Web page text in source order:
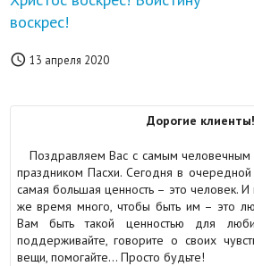
воскрес!
 13 апреля 2020
Дорогие клиенты!
Поздравляем Вас с самым
праздником Пасхи. Сегодня в
самая большая ценность – это человек.
же время много, чтобы быть им – это
Вам быть такой ценностью для
поддерживайте, говорите о своих
вещи, помогайте… Просто будьте!